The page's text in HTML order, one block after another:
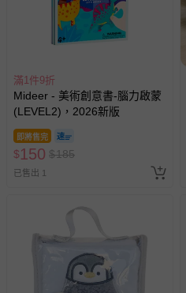
滿1件9折
Mideer - 美術創意書-腦力啟蒙
(LEVEL2)，2026新版
即將售完
$150 $185
已售出 1